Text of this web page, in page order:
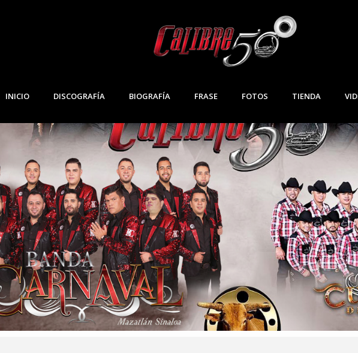
INICIO DISCOGRAFÍA BIOGRAFÍA FRASE FOTOS TIENDA